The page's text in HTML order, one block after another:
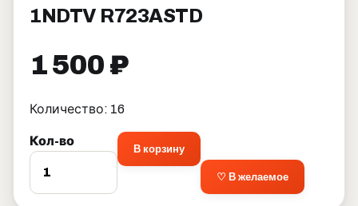
1NDTV R723ASTD
1 500 ₽
Количество: 16
Кол-во
В корзину
♡ В желаемое